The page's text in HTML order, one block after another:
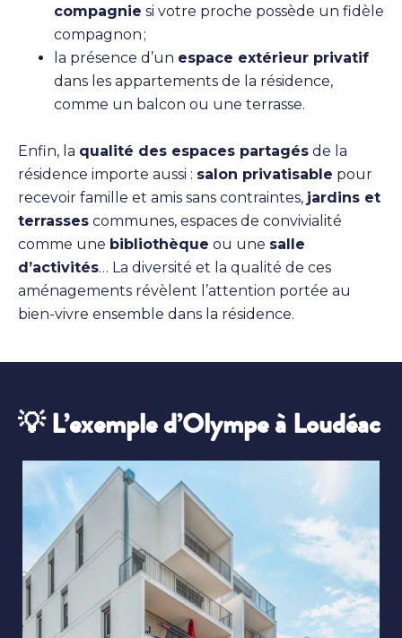
compagnie si votre proche possède un fidèle
compagnon ;
la présence d’un espace extérieur privatif
dans les appartements de la résidence,
comme un balcon ou une terrasse.
Enfin, la qualité des espaces partagés de la
résidence importe aussi : salon privatisable pour
recevoir famille et amis sans contraintes, jardins et
terrasses communes, espaces de convivialité
comme une bibliothèque ou une salle
d’activités… La diversité et la qualité de ces
aménagements révèlent l’attention portée au
bien-vivre ensemble dans la résidence.
💡 L’exemple d’Olympe à Loudéac